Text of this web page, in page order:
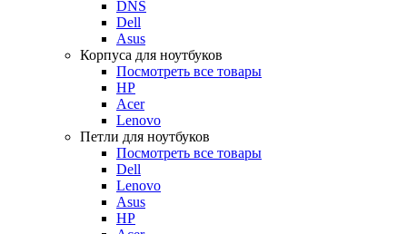
DNS
Dell
Asus
Корпуса для ноутбуков
Посмотреть все товары
HP
Acer
Lenovo
Петли для ноутбуков
Посмотреть все товары
Dell
Lenovo
Asus
HP